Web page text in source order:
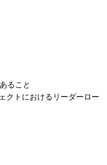
ること
クトにおけるリーダーロー